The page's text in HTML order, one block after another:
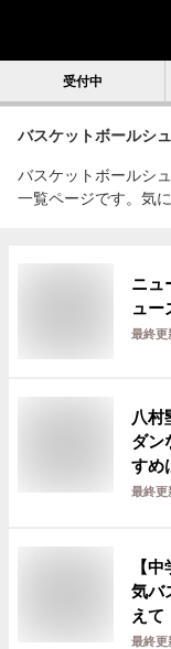
受付中
バスケットボールシ
バスケットボールシ
一覧ページです。気
ニュ
ュー
最終更
八村
ダン
すめ
最終更
【
気バ
えて
最終更